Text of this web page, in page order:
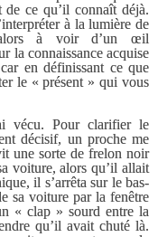
de ce qu’il connaît déjà.
à la lumière de
à voir d’un œil
la connaissance acquise
en définissant ce que
le « présent » qui vous
vécu. Pour clarifier le
décisif, un proche me
une sorte de frelon noir
voiture, alors qu’il allait
il s’arrêta sur le bas-
sa voiture par la fenêtre
« clap » sourd entre la
qu’il avait chuté là.